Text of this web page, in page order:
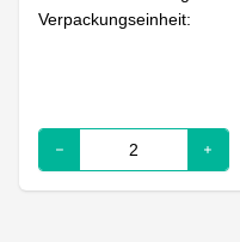
Verpackungseinheit: